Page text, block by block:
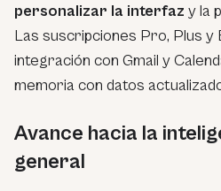
personalizar la interfaz y la
Las suscripciones Pro, Plus y
integración con Gmail y
memoria con datos
Avance hacia la
general